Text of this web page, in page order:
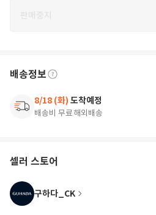
판매중지
배송정보
8/18 (화) 도착예정
배송비 무료해외배송
셀러 스토어
구하다_CK